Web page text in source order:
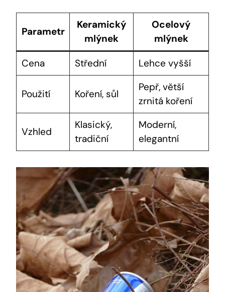
Parametr
Keramický
mlýnek
Ocelový
mlýnek
Cena
Střední Lehce vyšší
Použití Koření, sůl
Pepř, větší
zrnitá koření
Vzhled
Klasický,
tradiční
Moderní,
elegantní